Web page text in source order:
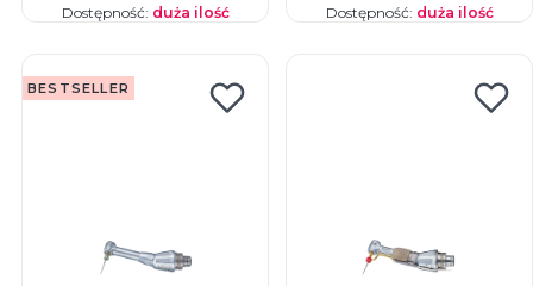
Dostępność: duża ilość Dostępność: duża ilość
BESTSELLER